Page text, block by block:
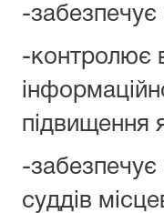
-забезпечує
-контролює
підвищення
-забезпечує
суддів